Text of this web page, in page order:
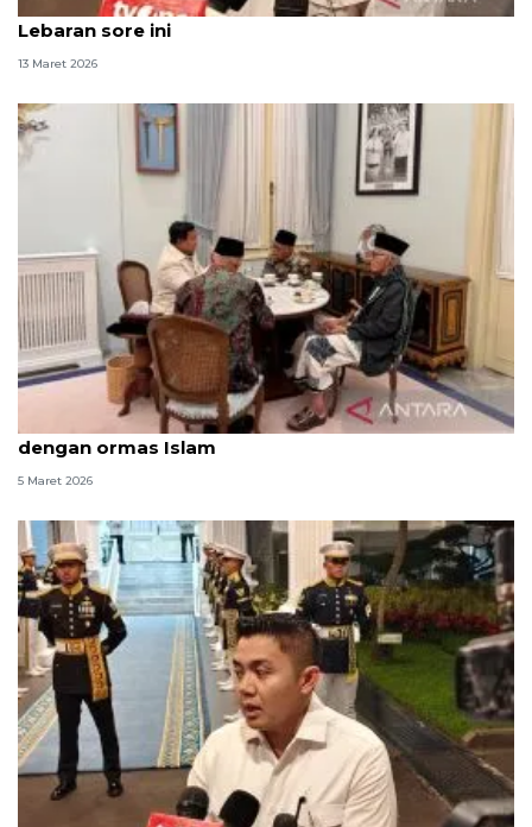
Prabowo gelar Sidang Kabinet Paripurna soal
Lebaran sore ini
13 Maret 2026
Prabowo bahas eskalasi di Teluk saat buka puasa
dengan ormas Islam
5 Maret 2026